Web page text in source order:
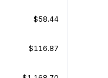
$58.44
$116.87